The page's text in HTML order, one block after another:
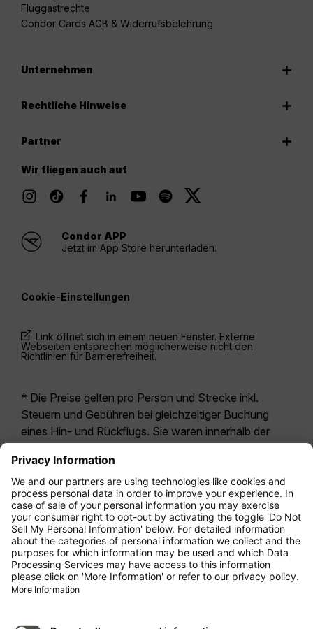
Fluggastrechte
Condor Cards AGB & Widerrufsbelehrung
Unternehmen
Rechtliche Hinweise
Partner
Wir fliegen auch auf
Condor APP
Jetzt im App Store herunterladen.
Cookie-Einstellungen
Link öffnet sich in einem neuen Fenster. Externe
Webseiten entsprechen möglicherweise nicht den
Richtlinien für Barrierefreiheit.
* Die Preise gelten pro Person und Strecke inkl.
Steuern und Gebühren bei gleichzeitiger Buchung
eines Hin- und Rückflugs. Sie waren innerhalb der
möglicherweise nicht mehr aktuell. Bei den für die
Economy Class angegebenen Tarifen handelt es
sich i.d.R. um Economy Zero, unsere restriktivste
Tarifoption. Es können hierfür zusätzliche Gebühren
fürAufgabegepäckoder für andere optionale
Leistungen anfallen. Es gelten dieAllgemeinen
Geschäftsbedingungen .